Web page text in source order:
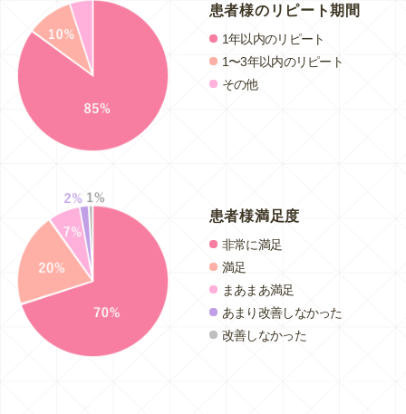
患者様のリピート期間
1年以内のリピート
1〜3年以内のリピート
その他
患者様満足度
非常に満足
満足
まあまあ満足
あまり改善しなかった
改善しなかった